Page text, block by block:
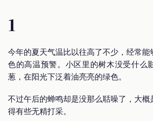
1
今年的夏天气温比以往高了不少，经常能
色的高温预警。小区里的树木没受什么
葱，在阳光下泛着油亮亮的绿色。
不过午后的蝉鸣却是没那么聒噪了，大概
得有些无精打采。